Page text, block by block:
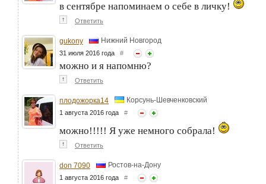
в сентябре напоминаем о себе в личку!
↑ Ответить
gukony Нижний Новгород
31 июля 2016 года #
можно и я напомню?
↑ Ответить
плодожорка14 Корсунь-Шевченковский
1 августа 2016 года #
можно!!!!! Я уже немного собрала!
↑ Ответить
don 7090 Ростов-на-Дону
1 августа 2016 года #